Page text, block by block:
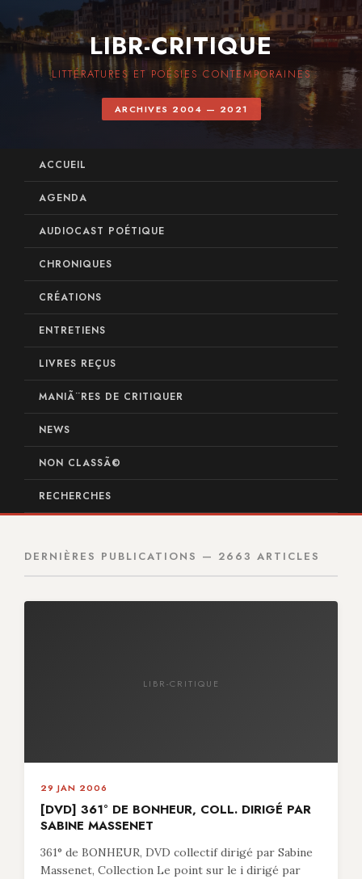
LIBR-CRITIQUE
LITTÉRATURES ET POÉSIES CONTEMPORAINES
ARCHIVES 2004 — 2021
ACCUEIL
AGENDA
AUDIOCAST POÉTIQUE
CHRONIQUES
CRÉATIONS
ENTRETIENS
LIVRES REÇUS
MANIÃ¨RES DE CRITIQUER
NEWS
NON CLASSÃ©
RECHERCHES
DERNIÈRES PUBLICATIONS — 2663 ARTICLES
LIBR-CRITIQUE
29 JAN 2006
[DVD] 361° DE BONHEUR, COLL. DIRIGÉ PAR
SABINE MASSENET
361° de BONHEUR, DVD collectif dirigé par Sabine
Massenet, Collection Le point sur le i dirigé par